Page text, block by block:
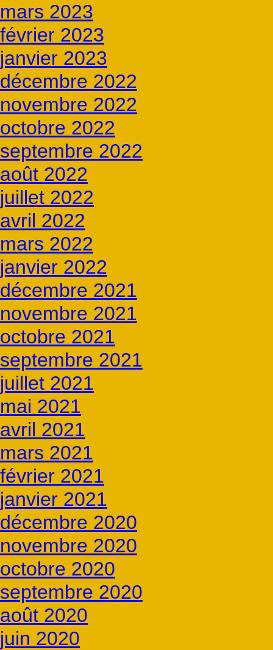
mars 2023
février 2023
janvier 2023
décembre 2022
novembre 2022
octobre 2022
septembre 2022
août 2022
juillet 2022
avril 2022
mars 2022
janvier 2022
décembre 2021
novembre 2021
octobre 2021
septembre 2021
juillet 2021
mai 2021
avril 2021
mars 2021
février 2021
janvier 2021
décembre 2020
novembre 2020
octobre 2020
septembre 2020
août 2020
juin 2020